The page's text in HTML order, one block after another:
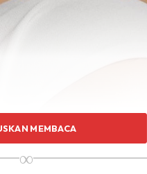
MEMBACA
∞